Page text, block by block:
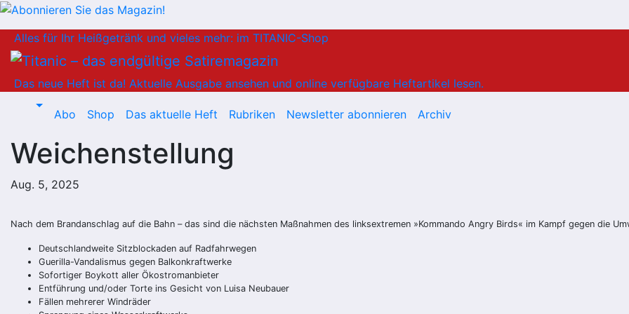
Inhalt
springen
Alles für Ihr Heißgetränk und vieles mehr: im TITANIC-Shop
Das neue Heft ist da! Aktuelle Ausgabe ansehen und online verfügbare Heftartikel lesen.
Abo Shop Das aktuelle Heft Rubriken Newsletter abonnieren Archiv
Weichenstellung
Aug. 5, 2025
Nach dem Brandanschlag auf die Bahn – das sind die nächsten Maßnahmen des linksextremen »Kommando Angry Birds« im Kampf gegen die
Deutschlandweite Sitzblockaden auf Radfahrwegen
Guerilla-Vandalismus gegen Balkonkraftwerke
Sofortiger Boykott aller Ökostromanbieter
Entführung und/oder Torte ins Gesicht von Luisa Neubauer
Fällen mehrerer Windräder